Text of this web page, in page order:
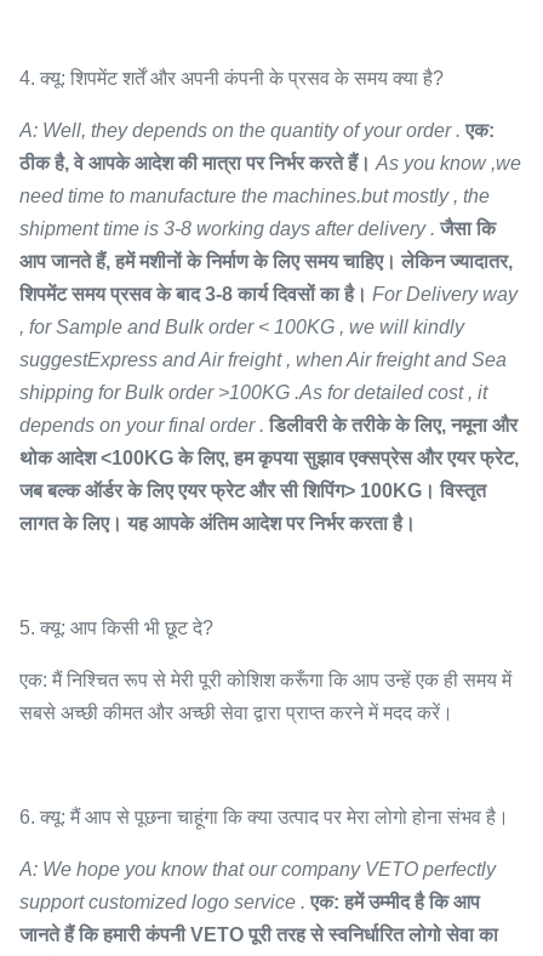
4. क्यू: शिपमेंट शर्तें और अपनी कंपनी के प्रसव के समय क्या है?
A: Well, they depends on the quantity of your order . एक:
ठीक है, वे आपके आदेश की मात्रा पर निर्भर करते हैं। As you know ,we
need time to manufacture the machines.but mostly , the
shipment time is 3-8 working days after delivery . जैसा कि
आप जानते हैं, हमें मशीनों के निर्माण के लिए समय चाहिए। लेकिन ज्यादातर,
शिपमेंट समय प्रसव के बाद 3-8 कार्य दिवसों का है। For Delivery way
, for Sample and Bulk order < 100KG , we will kindly
suggestExpress and Air freight , when Air freight and Sea
shipping for Bulk order >100KG .As for detailed cost , it
depends on your final order . डिलीवरी के तरीके के लिए, नमूना और
थोक आदेश <100KG के लिए, हम कृपया सुझाव एक्सप्रेस और एयर फ्रेट,
जब बल्क ऑर्डर के लिए एयर फ्रेट और सी शिपिंग> 100KG। विस्तृत
लागत के लिए। यह आपके अंतिम आदेश पर निर्भर करता है।
5. क्यू: आप किसी भी छूट दे?
एक: मैं निश्चित रूप से मेरी पूरी कोशिश करूँगा कि आप उन्हें एक ही समय में
सबसे अच्छी कीमत और अच्छी सेवा द्वारा प्राप्त करने में मदद करें।
6. क्यू: मैं आप से पूछना चाहूंगा कि क्या उत्पाद पर मेरा लोगो होना संभव है।
A: We hope you know that our company VETO perfectly
support customized logo service . एक: हमें उम्मीद है कि आप
जानते हैं कि हमारी कंपनी VETO पूरी तरह से स्वनिर्धारित लोगो सेवा का